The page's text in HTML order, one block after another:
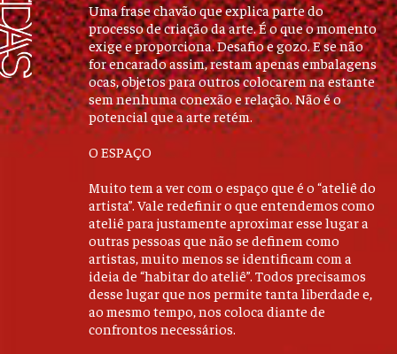
Uma frase chavão que explica parte do
processo de criação da arte. É o que o momento
exige e proporciona. Desafio e gozo. E se não
for encarado assim, restam apenas embalagens
ocas, objetos para outros colocarem na estante
sem nenhuma conexão e relação. Não é o
potencial que a arte retém.
O ESPAÇO
Muito tem a ver com o espaço que é o “ateliê do
artista”. Vale redefinir o que entendemos como
ateliê para justamente aproximar esse lugar a
outras pessoas que não se definem como
artistas, muito menos se identificam com a
ideia de “habitar do ateliê”. Todos precisamos
desse lugar que nos permite tanta liberdade e,
ao mesmo tempo, nos coloca diante de
confrontos necessários.